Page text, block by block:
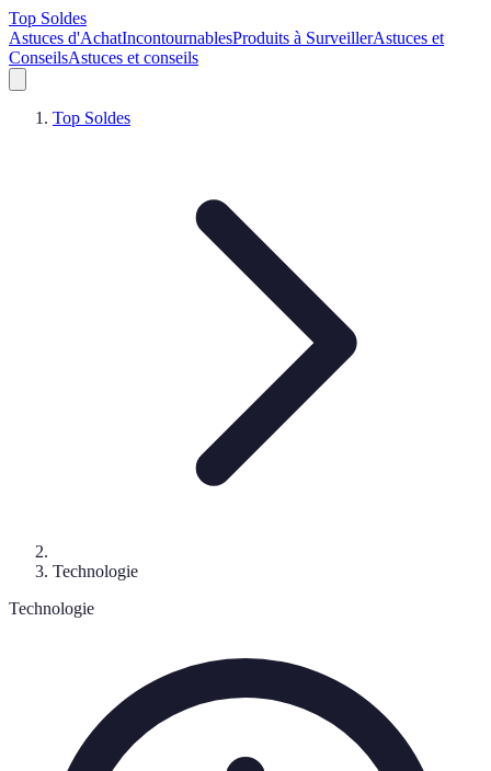
Top Soldes
Astuces d'AchatIncontournablesProduits à SurveillerAstuces et
ConseilsAstuces et conseils
Top Soldes
Technologie
Technologie